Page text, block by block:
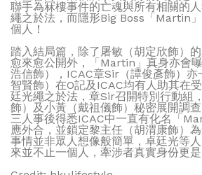
聯手為冧樓事件的亡魂與所有相關的
繩之於法，而隱形Big Boss「Martin
個人！
踏入結局篇，除了屠敏（胡定欣飾）
愈來愈公開外，「Martin」真身亦會
浩信飾），ICAC章Sir（譚俊彥飾）亦
智賢飾）在O記及ICAC均有人助其在
廷光繩之於法，章Sir召開特別行動組
飾）及小黃（戴祖儀飾）秘密展開調查
三人事後得悉ICAC中一直有化名「
應外合，並鎖定黎主任（胡渭康飾）
事情並非眾人想像般簡單，卓廷光等
來並不止一個人，牽涉者真實身份更